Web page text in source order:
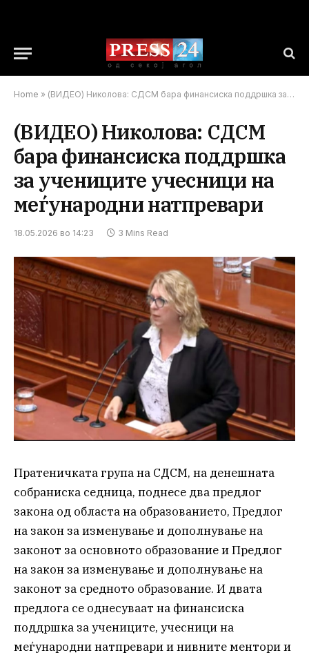
Home » (ВИДЕО) Николова: СДСМ бара финансиска поддршка за учениците учесници на меѓународни натпревари
(ВИДЕО) Николова: СДСМ
бара финансиска поддршка
за учениците учесници на
меѓународни натпревари
18.05.2026 во 14:23 3 Mins Read
Пратеничката група на СДСМ, на денешната
собраниска седница, поднесе два предлог
закона од областа на образованието, Предлог
на закон за изменување и дополнување на
законот за основното образование и Предлог
на закон за изменување и дополнување на
законот за средното образование. И двата
предлога се однесуваат на финансиска
поддршка за учениците, учесници на
меѓународни натпревари и нивните ментори и